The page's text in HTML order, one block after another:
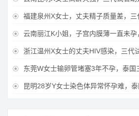
 福建泉州X女士，丈夫精子质量差，
 云南丽江K小姐，子宫内膜薄一直未
 浙江温州X女士的丈夫HIV感染，三代
 东莞W女士输卵管堵塞3年不孕，泰国
 昆明28岁Y女士染色体异常怀孕难，